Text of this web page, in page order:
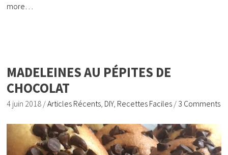
more…
MADELEINES AU PÉPITES DE
CHOCOLAT
4 juin 2018 /Articles Récents, DIY, Recettes Faciles / 3 Comments